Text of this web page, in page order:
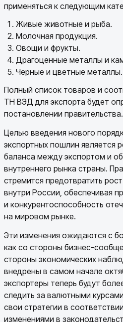
применяться к следующим
Живые животные и рыба.
Молочная продукция.
Овощи и фрукты.
Драгоценные металлы и
Черные и цветные металлы.
Полный список товаров и
ТН ВЭД для экспорта будет
постановлении правительства.
Целью введения нового
экспортных пошлин является
баланса между экспортом и
внутреннего рынка страны.
стремится предотвратить
внутри России, обеспечивая
и конкурентоспособность
на мировом рынке.
Эти изменения ожидаются с
как со стороны бизнес-
стороны экономических
внедрены в самом начале
экспортеры теперь будут
следить за валютными
свои стратегии в
изменениями в